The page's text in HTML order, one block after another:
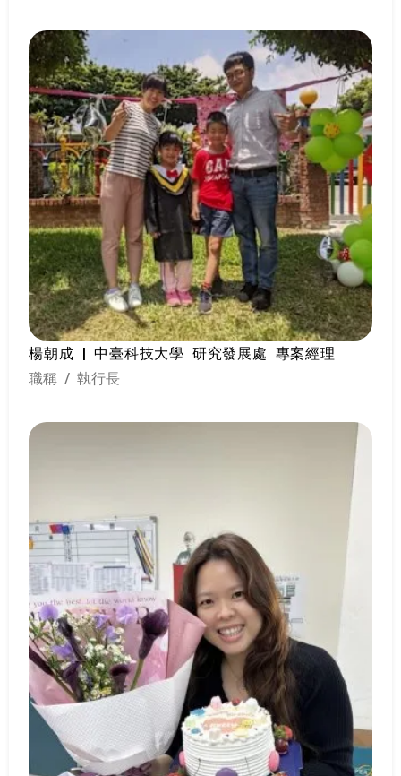
楊朝成 | 中臺科技大學 研究發展處 專案經理
職稱 / 執行長